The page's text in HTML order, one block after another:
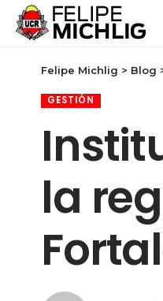
Felipe Michlig > Blog
GESTIÓN
la